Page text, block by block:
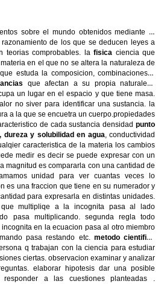
sobre el mundo obtenidos mediante la
de los que se deducen leyes a
teorias comprobables. la fisica ciencia que
en el que no se altera la naturaleza de
estuda la composicion, combinaciones y
que afectan a su propia naturaleza
un lugar en el espacio y que tiene masa.
no siver para identificar una sustancia. la
a la que se encuetra un cuerpo.propiedades
de cada sustancia densidad punto
dureza y solubilidad en agua, conductividad
caracteristica de la materia los cambios
medir es decir se puede expresar con un
magnitud es compararla con una cantidad de
unidad para ver cuantas veces lo
es una fraccion que tiene en su numerador y
para expresarla en distintas unidades.
multipliqe a la incognita pasa al lado
pasa multiplicando. segunda regla todo
en la ecuacion pasa al otro miembro
pasa restando etc. metodo cientifico
q trabajan con la ciencia para estudiar
ciertas. observacion examinar y analizar
elaborar hipotesis dar una posible
a las cuestiones planteadas .